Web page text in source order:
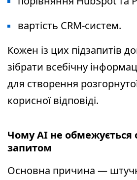
вартість CRM-систем.
Кожен із цих підзапитів
зібрати всебічну
для створення
корисної відповіді.
Чому AI не обмежується
запитом
Основна причина —